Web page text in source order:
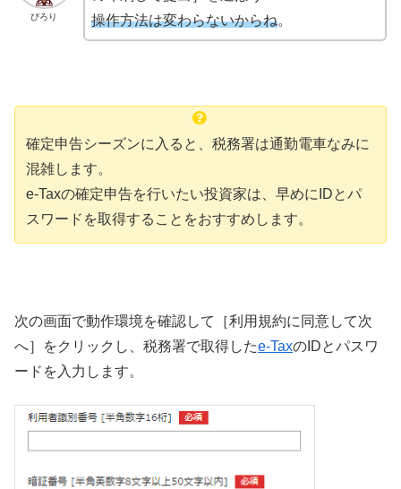
ぴろり
操作方法は変わらないからね。
確定申告シーズンに入ると、税務署は通勤電車なみに
混雑します。
e-Taxの確定申告を行いたい投資家は、早めにIDとパ
スワードを取得することをおすすめします。
次の画面で動作環境を確認して［利用規約に同意して次
へ］をクリックし、税務署で取得したe-TaxのIDとパスワ
ードを入力します。